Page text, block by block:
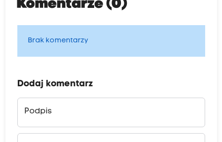
Komentarze (0)
Brak komentarzy
Dodaj komentarz
Podpis